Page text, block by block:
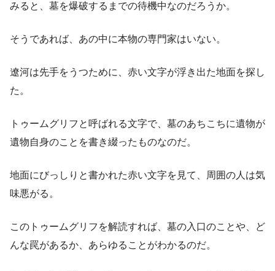
みると、墓を爆破するまでの待機中なのだろうか。
そうであれば、あの中に本物の専門家はいない。
遼河は先手をうつために、赤い文字が浮き出た地面を探し
た。
トゥームグリフと呼ばれる文字で、墓のあちこちに遺物が
遺物自身のことを書き綴ったものなのだ。
地面にびっしりと書かれた赤い文字を見て、周囲の人は気
味悪がる。
このトゥームグリフを解読すれば、墓の入口のことや、ど
んな罠があるか、あらゆることがわかるのだ。